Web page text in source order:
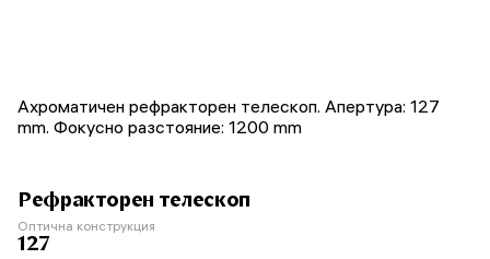
Ахроматичен рефракторен телескоп. Апертура: 127
mm. Фокусно разстояние: 1200 mm
Рефракторен телескоп
Оптична конструкция
127